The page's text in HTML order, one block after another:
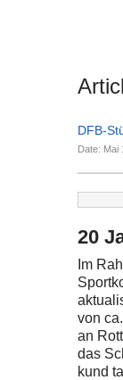
DFB-
Date: Mai
20
Im
von
an
das
kund